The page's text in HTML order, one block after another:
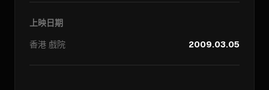
上映日期
香港 戲院 2009.03.05